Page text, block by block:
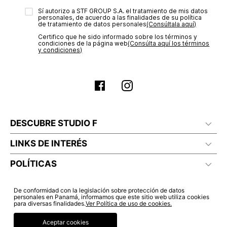
estado de tu compra puedes ingresar al menú de “Mi cuenta -
Mis Pedidos” en nuestra página webwww.studiofpanama.pa
Sí autorizo a STF GROUP S.A. el tratamiento de mis datos
personales, de acuerdo a las finalidades de su política
de tratamiento de datos personales‎(Consúltala aquí)
Certifico que he sido informado sobre los términos y
condiciones de la página web‎(Consúlta aquí los términos
y condiciones)
DESCUBRE STUDIO F
LINKS DE INTERÉS
POLÍTICAS
De conformidad con la legislación sobre protección de datos
personales en Panamá, informamos que este sitio web utiliza cookies
para diversas finalidades.Ver Política de uso de cookies.
Aceptar cookies